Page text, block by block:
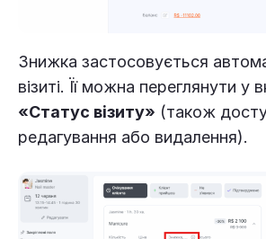
Знижка застосовується
візиті. Її можна переглянути у
«Статус візиту» (також
редагування або видалення).